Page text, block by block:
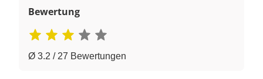
Bewertung
Ø 3.2 / 27 Bewertungen